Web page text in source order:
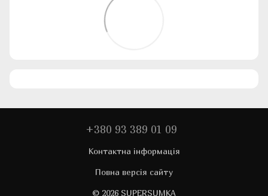
+380 93 389 01 09
Контактна інформація
Повна версія сайту
© 2026 SUPERSUMKA